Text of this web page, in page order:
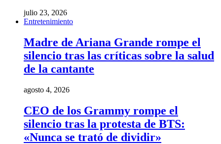
julio 23, 2026
Entretenimiento
Madre de Ariana Grande rompe el
silencio tras las críticas sobre la salud
de la cantante
agosto 4, 2026
CEO de los Grammy rompe el
silencio tras la protesta de BTS:
«Nunca se trató de dividir»